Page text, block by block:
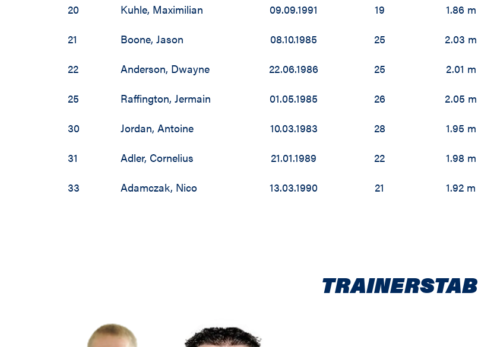
20
Kuhle, Maximilian 09.09.1991 19 1.86 m
21
Boone, Jason 08.10.1985 25 2.03 m
22
Anderson, Dwayne 22.06.1986 25 2.01 m
25
Raffington, Jermain 01.05.1985 26 2.05 m
30
Jordan, Antoine 10.03.1983 28 1.95 m
31
Adler, Cornelius 21.01.1989 22 1.98 m
33
Adamczak, Nico 13.03.1990 21 1.92 m
TRAINERSTAB